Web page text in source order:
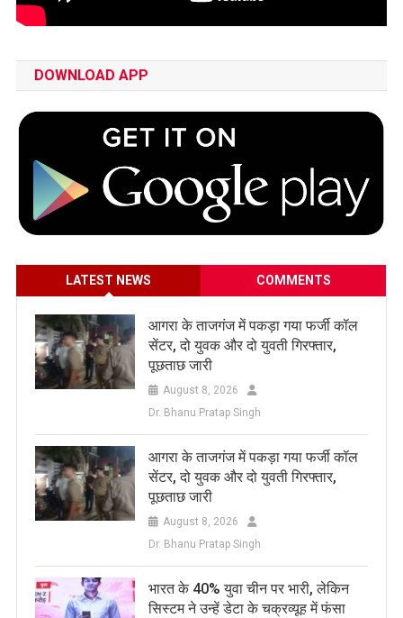
DOWNLOAD APP
LATEST NEWS COMMENTS
आगरा के ताजगंज में पकड़ा गया फर्जी कॉल
सेंटर, दो युवक और दो युवती गिरफ्तार,
पूछताछ जारी
August 8, 2026
Dr. Bhanu Pratap Singh
आगरा के ताजगंज में पकड़ा गया फर्जी कॉल
सेंटर, दो युवक और दो युवती गिरफ्तार,
पूछताछ जारी
August 8, 2026
Dr. Bhanu Pratap Singh
भारत के 40% युवा चीन पर भारी, लेकिन
सिस्टम ने उन्हें डेटा के चक्रव्यूह में फंसा